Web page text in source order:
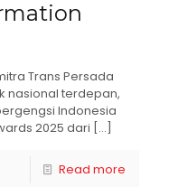
Trans Persada
nasional terdepan,
Indonesia
2025 dari […]
Read more